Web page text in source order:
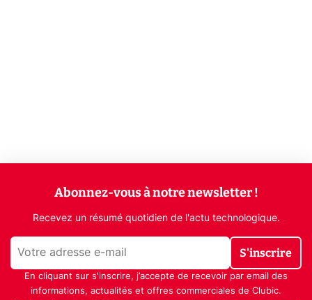
Abonnez-vous à notre newsletter !
Recevez un résumé quotidien de l'actu technologique.
S'inscrire
En cliquant sur s'inscrire, j’accepte de recevoir par email des
informations, actualités et offres commerciales de Clubic.